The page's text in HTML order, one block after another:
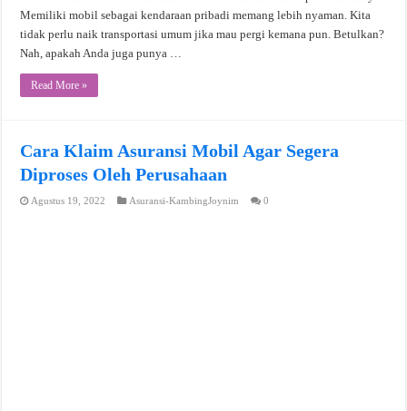
Memiliki mobil sebagai kendaraan pribadi memang lebih nyaman. Kita
tidak perlu naik transportasi umum jika mau pergi kemana pun. Betulkan?
Nah, apakah Anda juga punya …
Read More »
Cara Klaim Asuransi Mobil Agar Segera
Diproses Oleh Perusahaan
Agustus 19, 2022 Asuransi-KambingJoynim 0